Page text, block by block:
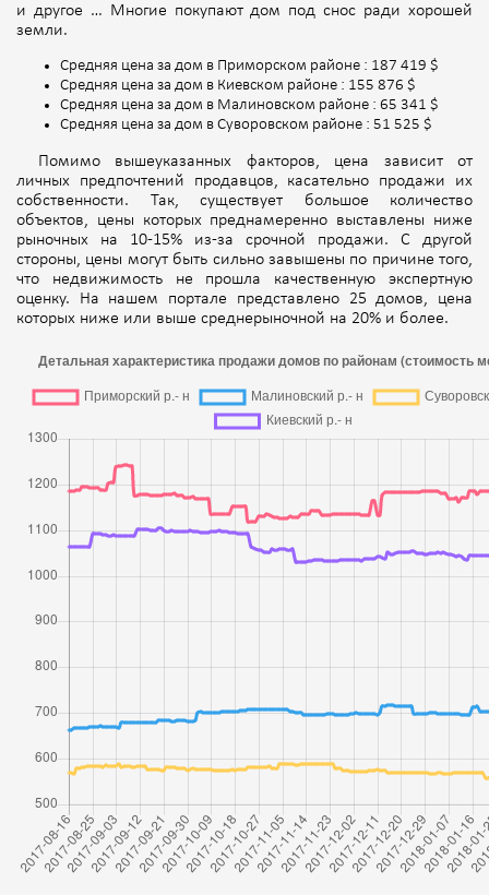
и другое … Многие покупают дом под снос ради хорошей
земли.
Средняя цена за дом в Приморском районе : 187 419 $
Средняя цена за дом в Киевском районе : 155 876 $
Средняя цена за дом в Малиновском районе : 65 341 $
Средняя цена за дом в Суворовском районе : 51 525 $
Помимо вышеуказанных факторов, цена зависит от
личных предпочтений продавцов, касательно продажи их
собственности. Так, существует большое количество
объектов, цены которых преднамеренно выставлены ниже
рыночных на 10-15% из-за срочной продажи. С другой
стороны, цены могут быть сильно завышены по причине того,
что недвижимость не прошла качественную экспертную
оценку. На нашем портале представлено 25 домов, цена
которых ниже или выше среднерыночной на 20% и более.